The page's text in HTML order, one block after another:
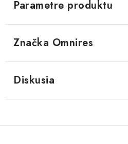
Parametre produktu
Značka Omnires
Diskusia